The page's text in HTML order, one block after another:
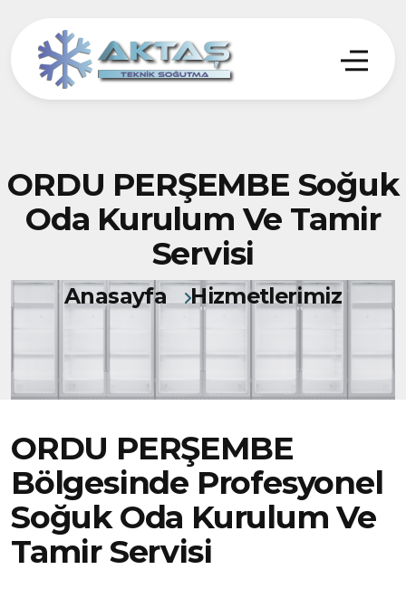
ORDU PERŞEMBE Soğuk
Oda Kurulum Ve Tamir
Servisi
Anasayfa Hizmetlerimiz
ORDU PERŞEMBE
Bölgesinde Profesyonel
Soğuk Oda Kurulum Ve
Tamir Servisi